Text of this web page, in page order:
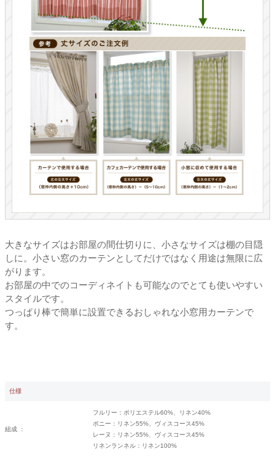
大きなサイズはお部屋の間仕切りに、小さなサイズは棚の目隠
しに。小さい窓のカーテンとしてだけではなく用途は無限に広
がります。
お部屋の中でのコーディネイトも可能なのでとても使いやすい
スタイルです。
つっぱり棒で簡単に設置できるおしゃれな小窓用カーテンで
す。
仕様
組成 ：
フルリー：ポリエステル60%、リネン40%
ボニー：リネン55%、ヴィスコース45%
レーヌ：リネン55%、ヴィスコース45%
リネンランネル：リネン100%